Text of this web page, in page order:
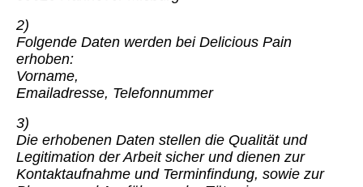
2)
Folgende Daten werden bei Delicious Pain
erhoben:
Vorname,
Emailadresse, Telefonnummer
3)
Die erhobenen Daten stellen die Qualität und
Legitimation der Arbeit sicher und dienen zur
Kontaktaufnahme und Terminfindung, sowie zur